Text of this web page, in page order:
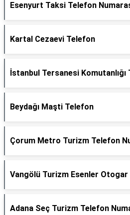
Esenyurt Taksi Telefon
Kartal Cezaevi Telefon
İstanbul Tersanesi Komutanlığı
Beydağı Maşti Telefon
Çorum Metro Turizm Telefon
Vangölü Turizm Esenler Otogar
Adana Seç Turizm Telefon